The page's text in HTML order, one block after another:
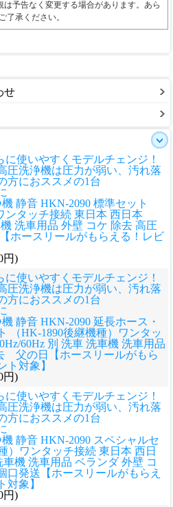
予告なく変更する場合があります。あら
了承ください。
せ
使いやすくモデルチェンジ！
圧洗浄機は圧力が弱い、汚れ落
方におススメの1台
静音 HKN-2090 標準セット
ンタッチ接続 東日本 西日本
洗車用品 外壁 コケ 除去 高圧
ホースリールがもらえる！レビ
円)
使いやすくモデルチェンジ！
圧洗浄機は圧力が弱い、汚れ落
方におススメの1台
静音 HKN-2090 延長ホース・
（HK-1890後継機種）ワンタッ
60Hz 別 洗車 洗車機 洗車用品
父の日【ホースリールがもら
ト対象】
円)
使いやすくモデルチェンジ！
圧洗浄機は圧力が弱い、汚れ落
方におススメの1台
静音 HKN-2090 スペシャルセ
）ワンタッチ接続 東日本 西日
車機 洗車用品 ベランダ 外壁 コ
送【ホースリールがもらえ
対象】
円)